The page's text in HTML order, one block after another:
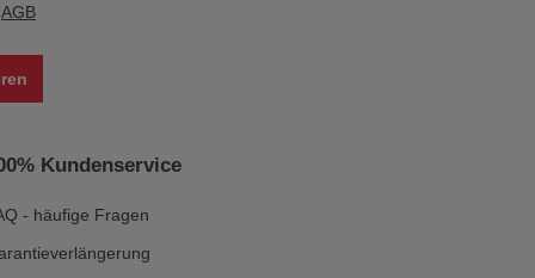
AGB
Kundenservice
- häufige Fragen